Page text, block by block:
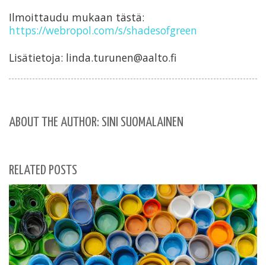
Ilmoittaudu mukaan tästä:
https://webropol.com/s/shadesofgreen
Lisätietoja: linda.turunen@aalto.fi
ABOUT THE AUTHOR: SINI SUOMALAINEN
RELATED POSTS